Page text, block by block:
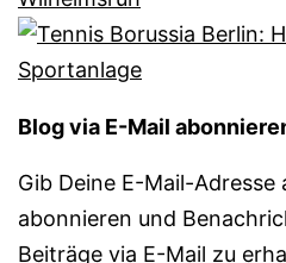
Blog via E-Mail
Gib Deine E-Mail-Adresse
abonnieren und
Beiträge via E-Mail zu